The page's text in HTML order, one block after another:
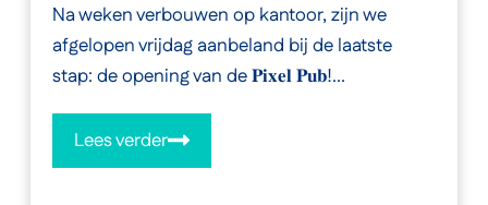
Na weken verbouwen op kantoor, zijn we
afgelopen vrijdag aanbeland bij de laatste
stap: de opening van de 𝐏𝐢𝐱𝐞𝐥 𝐏𝐮𝐛!...
Lees verder